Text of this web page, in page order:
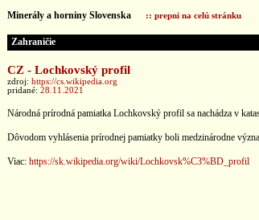
Minerály a horniny Slovenska :: prepni na celú stránku
Zahraničie
CZ - Lochkovský profil
zdroj: https://cs.wikipedia.org
pridané: 28.11.2021
Národná prírodná pamiatka Lochkovský profil sa nachádza v
Dôvodom vyhlásenia prírodnej pamiatky boli medzinárodne
Viac: https://sk.wikipedia.org/wiki/Lochkovsk%C3%BD_profil